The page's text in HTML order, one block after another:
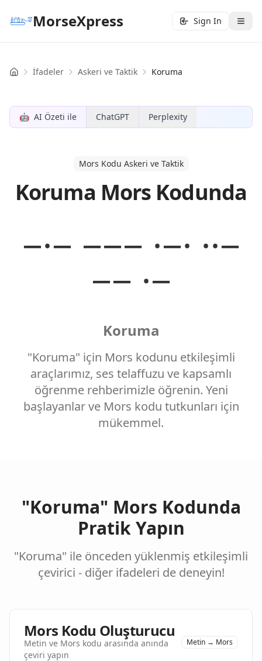
MorseXpress Sign In
Home İfadeler Askeri ve Taktik Koruma
🤖 AI Özeti ile ChatGPT Perplexity
Mors Kodu Askeri ve Taktik
Koruma Mors Kodunda
−·− −−− ·−· ··−
−− ·−
Koruma
"Koruma" için Mors kodunu etkileşimli
araçlarımız, ses telaffuzu ve kapsamlı
öğrenme rehberimizle öğrenin. Yeni
başlayanlar ve Mors kodu tutkunları için
mükemmel.
"Koruma" Mors Kodunda
Pratik Yapın
"Koruma" ile önceden yüklenmiş etkileşimli
çevirici - diğer ifadeleri de deneyin!
Mors Kodu Oluşturucu
Metin ve Mors kodu arasında anında
çeviri yapın
Metin → Mors